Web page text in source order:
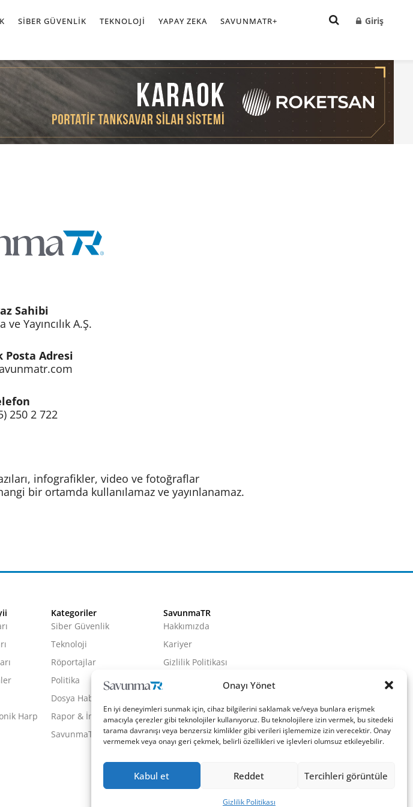
Onayı Yönet
En iyi deneyimleri sunmak için, cihaz bilgilerini saklamak ve/veya bunlara erişmek
amacıyla çerezler gibi teknolojiler kullanıyoruz. Bu teknolojilere izin vermek, bu sitedeki
tarama davranışı veya benzersiz kimlikler gibi verileri işlememize izin verecektir. Onay
vermemek veya onayı geri çekmek, belirli özellikleri ve işlevleri olumsuz etkileyebilir.
Kabul et Reddet Tercihleri görüntüle
Gizlilik Politikası
SIBER GÜVENLIK TEKNOLOJI YAPAY ZEKA SAVUNMATR+ Giriş
Sahibi
Yayıncılık A.Ş.
Posta Adresi
250 2 722
infografikler, video ve fotoğraflar
bir ortamda kullanılamaz ve yayınlanamaz.
Harp
Kategoriler
Siber Güvenlik
Teknoloji
Röportajlar
Politika
Dosya Haber
Rapor & İnfografik
SavunmaTR Plus
SavunmaTR
Hakkımızda
Kariyer
Gizlilik Politikası